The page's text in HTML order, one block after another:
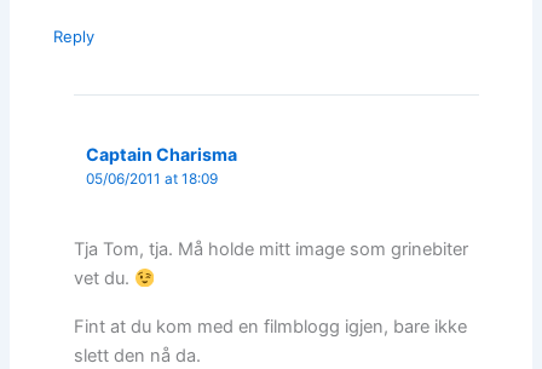
Reply
Captain Charisma
05/06/2011 at 18:09
Tja Tom, tja. Må holde mitt image som grinebiter
vet du.
Fint at du kom med en filmblogg igjen, bare ikke
slett den nå da.